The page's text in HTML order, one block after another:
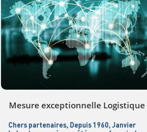
Mesure exceptionnelle Logistique
Chers partenaires, Depuis 1960, Janvier